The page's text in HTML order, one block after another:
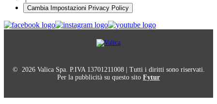
Cambia Impostazioni Privacy Policy
© 2026 Valica Spa. P.IVA 13701211008 | Tutti i diritti sono riservati.
Per la pubblicità su questo sito Fytur